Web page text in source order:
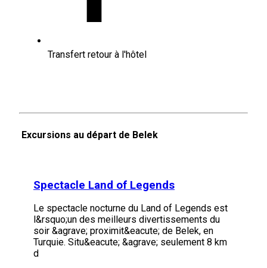
Transfert retour à l'hôtel
Excursions au départ de Belek
Spectacle Land of Legends
Le spectacle nocturne du Land of Legends est
l&rsquo;un des meilleurs divertissements du
soir &agrave; proximit&eacute; de Belek, en
Turquie. Situ&eacute; &agrave; seulement 8 km
d